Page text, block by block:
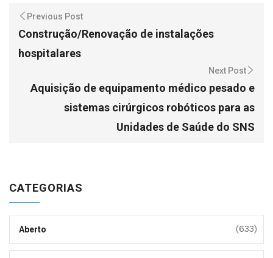
Previous Post
Construção/Renovação de instalações
hospitalares
Next Post
Aquisição de equipamento médico pesado e
sistemas cirúrgicos robóticos para as
Unidades de Saúde do SNS
CATEGORIAS
Aberto (633)